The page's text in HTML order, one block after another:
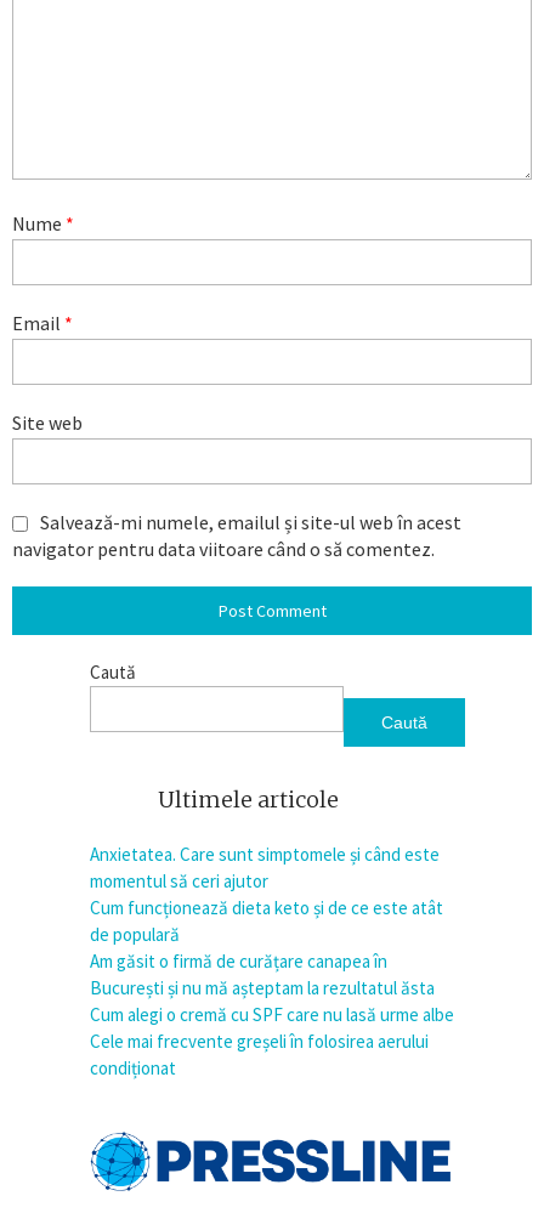
Nume *
Email *
Site web
Salvează-mi numele, emailul și site-ul web în acest
navigator pentru data viitoare când o să comentez.
Caută
Caută
Ultimele articole
Anxietatea. Care sunt simptomele și când este
momentul să ceri ajutor
Cum funcționează dieta keto și de ce este atât
de populară
Am găsit o firmă de curățare canapea în
București și nu mă așteptam la rezultatul ăsta
Cum alegi o cremă cu SPF care nu lasă urme albe
Cele mai frecvente greșeli în folosirea aerului
condiționat